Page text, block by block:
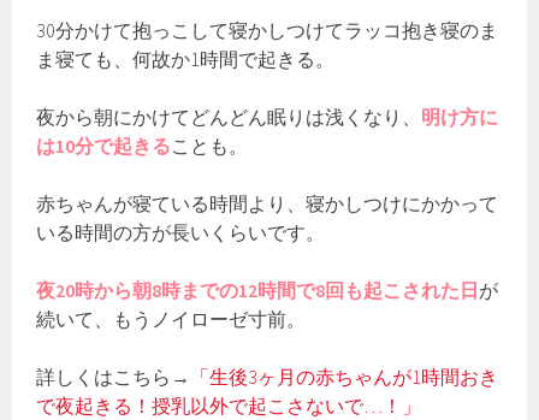
30分かけて抱っこして寝かしつけてラッコ抱き寝のま
ま寝ても、何故か1時間で起きる。
夜から朝にかけてどんどん眠りは浅くなり、 明け方に
は10分で起きることも。
赤ちゃんが寝ている時間より、寝かしつけにかかって
いる時間の方が長いくらいです。
夜20時から朝8時までの12時間で8回も起こされた日 が
続いて、もうノイローゼ寸前。
詳しくはこちら→ 「生後3ヶ月の赤ちゃんが1時間おき
で夜起きる！授乳以外で起こさないで…！」